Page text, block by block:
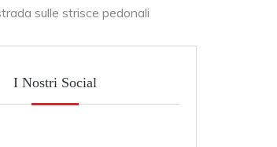
sulle strisce pedonali
I Nostri Social